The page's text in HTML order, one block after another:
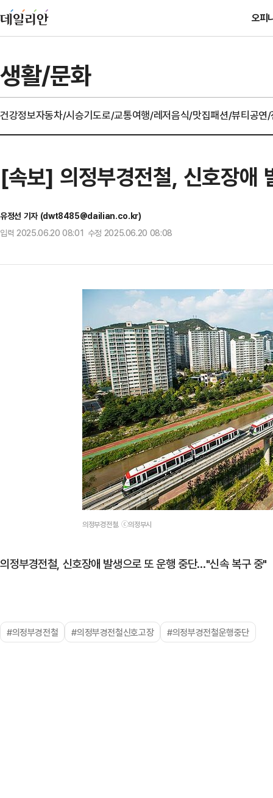
오피
생활/문화
건강정보자동차/시승기도로/교통여행/레저음식/맛집패션/뷰티공연
[속보] 의정부경전철, 신호장
유정선 기자 (dwt8485@dailian.co.kr)
입력 2025.06.20 08:01 수정 2025.06.20 08:08
의정부경전철. ⓒ의정부시
의정부경전철, 신호장애 발생으로 또 운행 중단…"신속 복구 중"
#의정부경전철 #의정부경전철신호고장 #의정부경전철운행중단